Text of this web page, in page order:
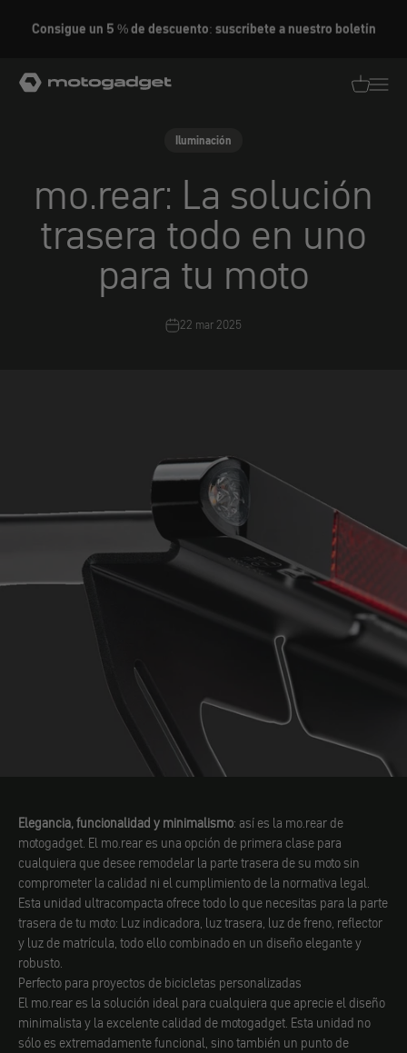
Fabricado en Alemania
motogadget GmbH
Iluminación
mo.rear: La solución
trasera todo en uno
para tu moto
22 mar 2025
Elegancia, funcionalidad y minimalismo: así es la mo.rear de
motogadget. El mo.rear es una opción de primera clase para
cualquiera que desee remodelar la parte trasera de su moto sin
comprometer la calidad ni el cumplimiento de la normativa legal.
Esta unidad ultracompacta ofrece todo lo que necesitas para la parte
trasera de tu moto: Luz indicadora, luz trasera, luz de freno, reflector
y luz de matrícula, todo ello combinado en un diseño elegante y
robusto.
Perfecto para proyectos de bicicletas personalizadas
El mo.rear es la solución ideal para cualquiera que aprecie el diseño
minimalista y la excelente calidad de motogadget. Esta unidad no
sólo es extremadamente funcional, sino también un punto de